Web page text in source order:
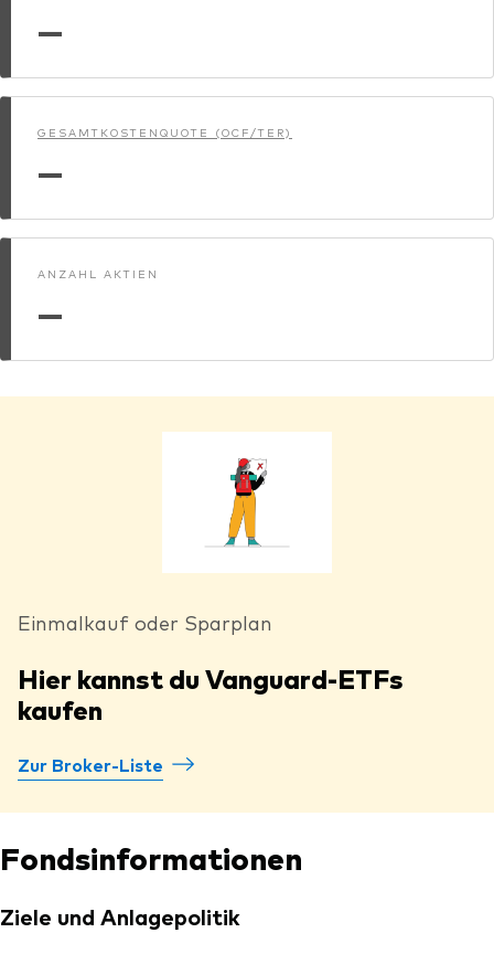
—
GESAMTKOSTENQUOTE (OCF/TER)
—
ANZAHL AKTIEN
—
Einmalkauf oder Sparplan
Hier kannst du Vanguard-ETFs
kaufen
Zur Broker-Liste
Fondsinformationen
Ziele und Anlagepolitik